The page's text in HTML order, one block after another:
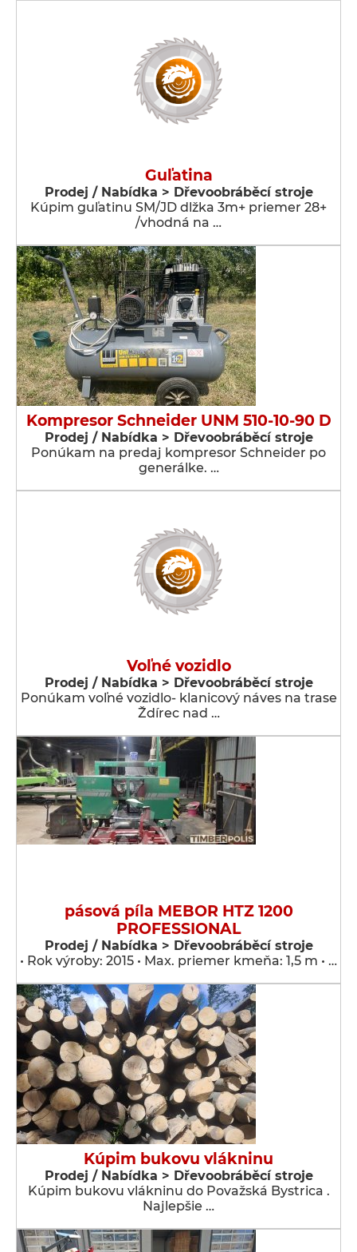
Guľatina
Prodej / Nabídka > Dřevoobráběcí stroje
Kúpim guľatinu SM/JD dlžka 3m+ priemer 28+
/vhodná na …
Kompresor Schneider UNM 510-10-90 D
Prodej / Nabídka > Dřevoobráběcí stroje
Ponúkam na predaj kompresor Schneider po
generálke. …
Voľné vozidlo
Prodej / Nabídka > Dřevoobráběcí stroje
Ponúkam voľné vozidlo- klanicový náves na trase
Ždírec nad …
pásová píla MEBOR HTZ 1200
PROFESSIONAL
Prodej / Nabídka > Dřevoobráběcí stroje
• Rok výroby: 2015 • Max. priemer kmeňa: 1,5 m • …
Kúpim bukovu vlákninu
Prodej / Nabídka > Dřevoobráběcí stroje
Kúpim bukovu vlákninu do Považská Bystrica .
Najlepšie …